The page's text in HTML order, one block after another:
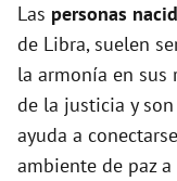
Las personas
de Libra, suelen
la armonía en sus
de la justicia y
ayuda a
ambiente de paz